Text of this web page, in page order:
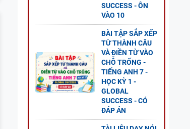
SUCCESS - ÔN
VÀO 10
BÀI TẬP SẮP XẾP
TỪ THÀNH CÂU
VÀ ĐIỀN TỪ VÀO
CHỖ TRỐNG -
TIẾNG ANH 7 -
HỌC KỲ 1 -
GLOBAL
SUCCESS - CÓ
ĐÁP ÁN